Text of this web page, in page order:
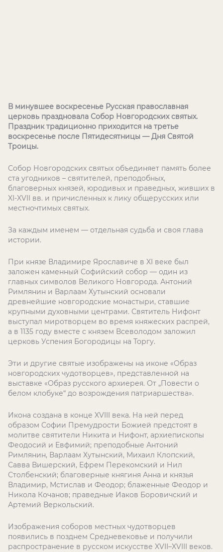
В минувшее воскресенье Русская православная
церковь праздновала Собор Новгородских святых.
Праздник традиционно приходится на третье
воскресенье после Пятидесятницы — Дня Святой
Троицы.
Собор Новгородских святых объединяет память более
ста угодников – святителей, преподобных,
благоверных князей, юродивых и праведных, живших в
XI-XVII вв. и причисленных к лику общерусских или
местночтимых святых.
За каждым именем — отдельная судьба и своя глава
истории.
При князе Владимире Ярославиче в XI веке был
заложен каменный Софийский собор — один из
главных символов Великого Новгорода. Антоний
Римлянин и Варлаам Хутынский основали
древнейшие новгородские монастыри, ставшие
крупными духовными центрами. Святитель Нифонт
выступал миротворцем во время княжеских распрей,
а в 1135 году вместе с князем Всеволодом заложил
церковь Успения Богородицы на Торгу.
Эти и другие святые изображены на иконе «Образ
новгородских чудотворцев», представленной на
выставке «Образ русского архиерея. От „Повести о
белом клобуке“ до возрождения патриаршества».
Икона создана в конце XVIII века. На ней перед
образом Софии Премудрости Божией предстоят в
молитве святители Никита и Нифонт, архиепископы
Феодосий и Евфимий; преподобные Антоний
Римлянин, Варлаам Хутынский, Михаил Клопский,
Савва Вишерский, Ефрем Перекомский и Нил
Столбенский; благоверные княгиня Анна и князья
Владимир, Мстислав и Феодор; блаженные Феодор и
Никола Кочанов; праведные Иаков Боровичский и
Артемий Веркольский.
Изображения соборов местных чудотворцев
появились в позднем Средневековье и получили
распространение в русском искусстве XVII–XVIII веков.